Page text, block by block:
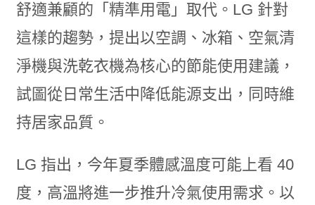
舒適兼顧的「精準用電」取代。LG 針對
這樣的趨勢，提出以空調、冰箱、空氣清
淨機與洗乾衣機為核心的節能使用建議，
試圖從日常生活中降低能源支出，同時維
持居家品質。
LG 指出，今年夏季體感溫度可能上看 40
度，高溫將進一步推升冷氣使用需求。以